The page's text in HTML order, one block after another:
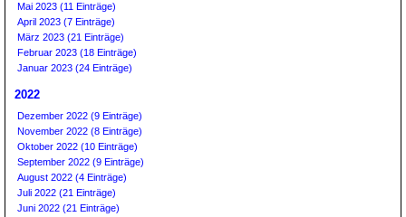
Mai 2023 (11 Einträge)
April 2023 (7 Einträge)
März 2023 (21 Einträge)
Februar 2023 (18 Einträge)
Januar 2023 (24 Einträge)
2022
Dezember 2022 (9 Einträge)
November 2022 (8 Einträge)
Oktober 2022 (10 Einträge)
September 2022 (9 Einträge)
August 2022 (4 Einträge)
Juli 2022 (21 Einträge)
Juni 2022 (21 Einträge)